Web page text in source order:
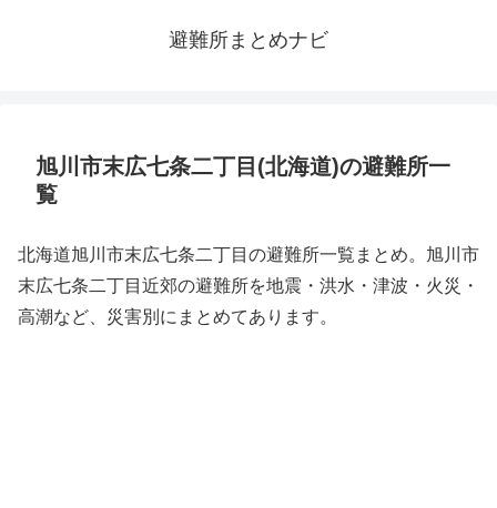
避難所まとめナビ
旭川市末広七条二丁目(北海道)の避難所一
覧
北海道旭川市末広七条二丁目の避難所一覧まとめ。旭川市
末広七条二丁目近郊の避難所を地震・洪水・津波・火災・
高潮など、災害別にまとめてあります。